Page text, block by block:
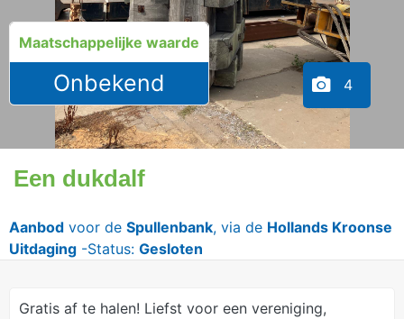
Maatschappelijke waarde
Onbekend 4
Een dukdalf
Aanbod voor de Spullenbank, via de Hollands Kroonse
Uitdaging -Status: Gesloten
Gratis af te halen! Liefst voor een vereniging,